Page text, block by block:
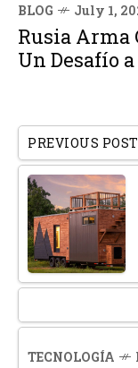
BLOG July 1,
Rusia Arma
Un Desafío
PREVIOUS POST
TECNOLOGÍA